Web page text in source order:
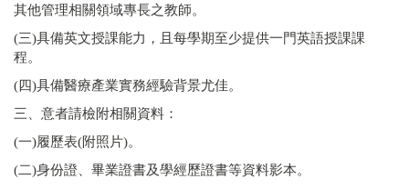
其他管理相關領域專長之教師。
(三)具備英文授課能力，且每學期至少提供一門英語授課課
程。
(四)具備醫療產業實務經驗背景尤佳。
三、意者請檢附相關資料：
(一)履歷表(附照片)。
(二)身份證、畢業證書及學經歷證書等資料影本。